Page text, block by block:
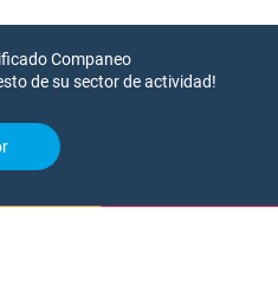
Companeo
de su sector de actividad!